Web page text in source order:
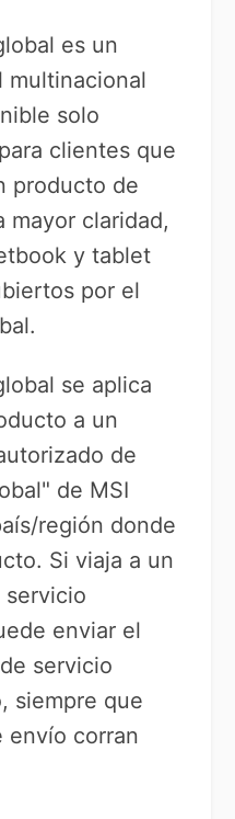
es un
multinacional
solo
clientes que
producto de
mayor claridad,
y tablet
por el
se aplica
a un
de
de MSI
región donde
Si viaja a un
servicio
enviar el
servicio
siempre que
envío corran